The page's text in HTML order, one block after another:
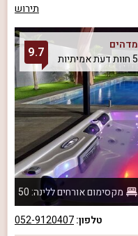
תירוש
מדהים
5 חוות דעת אמיתיות
9.7
מקסימום אורחים ללינה: 50
טלפון:052-9120407